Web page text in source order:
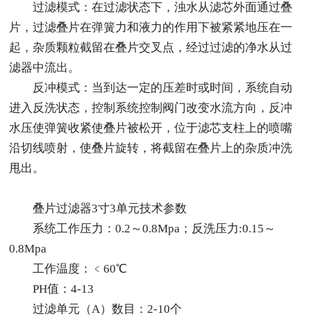
过滤模式：在过滤状态下，浊水从滤芯外面通过叠
片，过滤叠片在弹簧力和液力的作用下被紧紧地压在一
起，杂质颗粒截留在叠片交叉点，经过过滤的净水从过
滤器中流出。
反冲模式：当到达一定的压差时或时间，系统自动
进入反洗状态，控制系统控制阀门改变水流方向，反冲
水压使弹簧收紧使叠片被松开，位于滤芯支柱上的喷嘴
沿切线喷射，使叠片旋转，将截留在叠片上的杂质冲洗
甩出。
叠片过滤器3寸3单元技术参数
系统工作压力：0.2～0.8Mpa；反洗压力:0.15～
0.8Mpa
工作温度：﹤60℃
PH值：4-13
过滤单元（A）数目：2-10个